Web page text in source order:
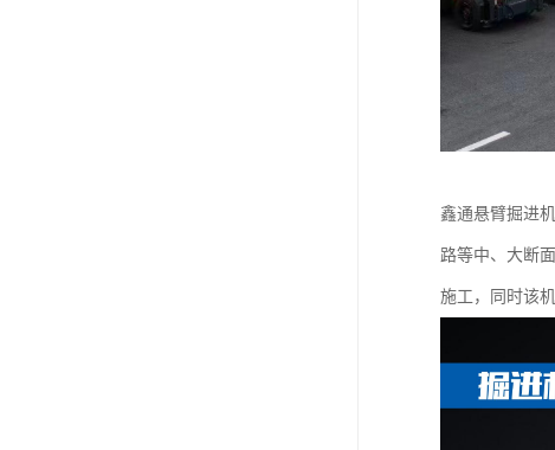
鑫通悬臂掘进
路等中、大断
施工，同时该